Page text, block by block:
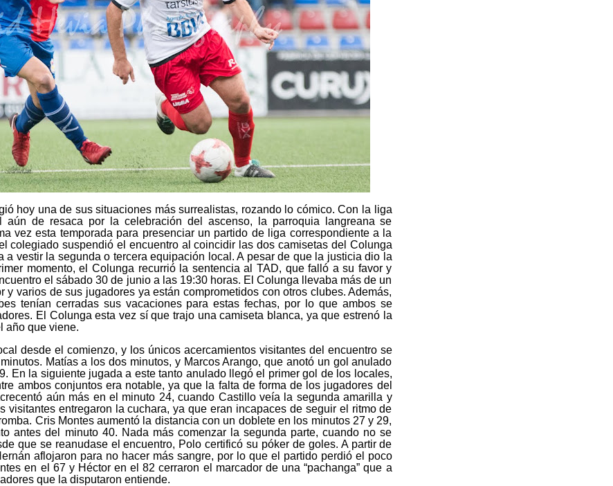
hoy una de sus situaciones más surrealistas, rozando lo cómico. Con la liga
de resaca por la celebración del ascenso, la parroquia langreana se
vez esta temporada para presenciar un partido de liga correspondiente a la
colegiado suspendió el encuentro al coincidir las dos camisetas del Colunga
a vestir la segunda o tercera equipación local. A pesar de que la justicia dio la
momento, el Colunga recurrió la sentencia al TAD, que falló a su favor y
el sábado 30 de junio a las 19:30 horas. El Colunga llevaba más de un
y varios de sus jugadores ya están comprometidos con otros clubes. Además,
tenían cerradas sus vacaciones para estas fechas, por lo que ambos se
El Colunga esta vez sí que trajo una camiseta blanca, ya que estrenó la
año que viene.
desde el comienzo, y los únicos acercamientos visitantes del encuentro se
Matías a los dos minutos, y Marcos Arango, que anotó un gol anulado
En la siguiente jugada a este tanto anulado llegó el primer gol de los locales,
ambos conjuntos era notable, ya que la falta de forma de los jugadores del
aún más en el minuto 24, cuando Castillo veía la segunda amarilla y
visitantes entregaron la cuchara, ya que eran incapaces de seguir el ritmo de
Cris Montes aumentó la distancia con un doblete en los minutos 27 y 29,
antes del minuto 40. Nada más comenzar la segunda parte, cuando no se
que se reanudase el encuentro, Polo certificó su póker de goles. A partir de
aflojaron para no hacer más sangre, por lo que el partido perdió el poco
en el 67 y Héctor en el 82 cerraron el marcador de una “pachanga” que a
que la disputaron entiende.